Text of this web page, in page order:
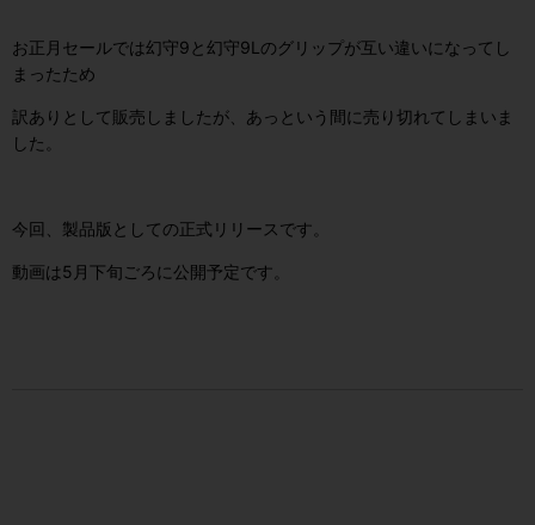
お正月セールでは幻守9と幻守9Lのグリップが互い違いになってし
まったため
訳ありとして販売しましたが、あっという間に売り切れてしまいま
した。
今回、製品版としての正式リリースです。
動画は5月下旬ごろに公開予定です。